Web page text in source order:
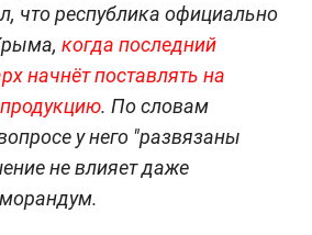
что республика официально
когда последний
начнёт поставлять на
. По словам
у него "развязаны
не влияет даже